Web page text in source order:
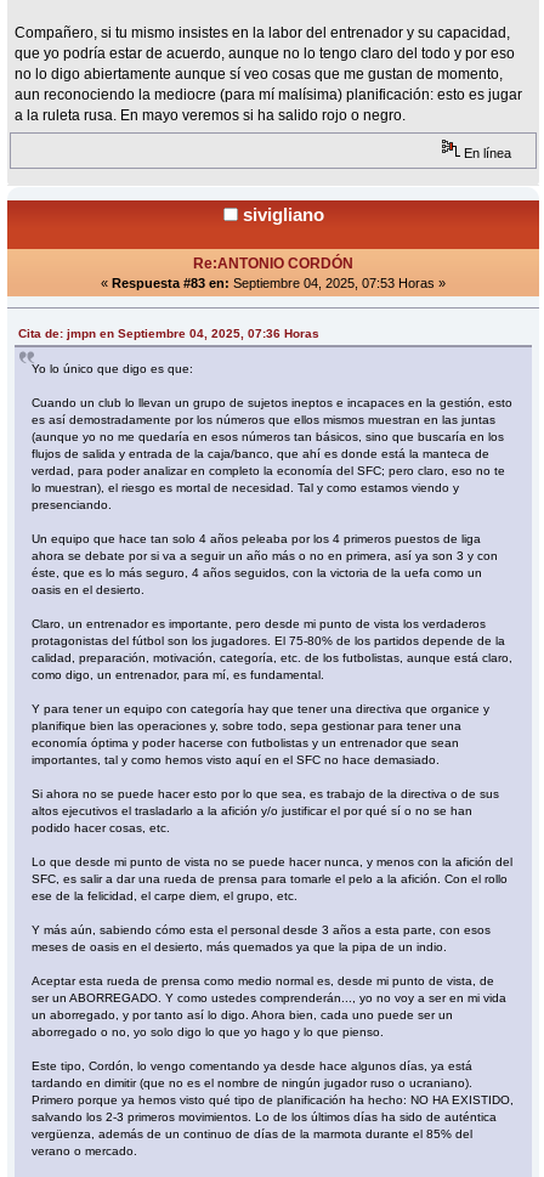
Compañero, si tu mismo insistes en la labor del entrenador y su capacidad,
que yo podría estar de acuerdo, aunque no lo tengo claro del todo y por eso
no lo digo abiertamente aunque sí veo cosas que me gustan de momento,
aun reconociendo la mediocre (para mí malísima) planificación: esto es jugar
a la ruleta rusa. En mayo veremos si ha salido rojo o negro.
En línea
sivigliano
Re:ANTONIO CORDÓN
« Respuesta #83 en: Septiembre 04, 2025, 07:53 Horas »
Cita de: jmpn en Septiembre 04, 2025, 07:36 Horas
Yo lo único que digo es que:
Cuando un club lo llevan un grupo de sujetos ineptos e incapaces en la gestión, esto
es así demostradamente por los números que ellos mismos muestran en las juntas
(aunque yo no me quedaría en esos números tan básicos, sino que buscaría en los
flujos de salida y entrada de la caja/banco, que ahí es donde está la manteca de
verdad, para poder analizar en completo la economía del SFC; pero claro, eso no te
lo muestran), el riesgo es mortal de necesidad. Tal y como estamos viendo y
presenciando.
Un equipo que hace tan solo 4 años peleaba por los 4 primeros puestos de liga
ahora se debate por si va a seguir un año más o no en primera, así ya son 3 y con
éste, que es lo más seguro, 4 años seguidos, con la victoria de la uefa como un
oasis en el desierto.
Claro, un entrenador es importante, pero desde mi punto de vista los verdaderos
protagonistas del fútbol son los jugadores. El 75-80% de los partidos depende de la
calidad, preparación, motivación, categoría, etc. de los futbolistas, aunque está claro,
como digo, un entrenador, para mí, es fundamental.
Y para tener un equipo con categoría hay que tener una directiva que organice y
planifique bien las operaciones y, sobre todo, sepa gestionar para tener una
economía óptima y poder hacerse con futbolistas y un entrenador que sean
importantes, tal y como hemos visto aquí en el SFC no hace demasiado.
Si ahora no se puede hacer esto por lo que sea, es trabajo de la directiva o de sus
altos ejecutivos el trasladarlo a la afición y/o justificar el por qué sí o no se han
podido hacer cosas, etc.
Lo que desde mi punto de vista no se puede hacer nunca, y menos con la afición del
SFC, es salir a dar una rueda de prensa para tomarle el pelo a la afición. Con el rollo
ese de la felicidad, el carpe diem, el grupo, etc.
Y más aún, sabiendo cómo esta el personal desde 3 años a esta parte, con esos
meses de oasis en el desierto, más quemados ya que la pipa de un indio.
Aceptar esta rueda de prensa como medio normal es, desde mi punto de vista, de
ser un ABORREGADO. Y como ustedes comprenderán..., yo no voy a ser en mi vida
un aborregado, y por tanto así lo digo. Ahora bien, cada uno puede ser un
aborregado o no, yo solo digo lo que yo hago y lo que pienso.
Este tipo, Cordón, lo vengo comentando ya desde hace algunos días, ya está
tardando en dimitir (que no es el nombre de ningún jugador ruso o ucraniano).
Primero porque ya hemos visto qué tipo de planificación ha hecho: NO HA EXISTIDO,
salvando los 2-3 primeros movimientos. Lo de los últimos días ha sido de auténtica
vergüenza, además de un continuo de días de la marmota durante el 85% del
verano o mercado.